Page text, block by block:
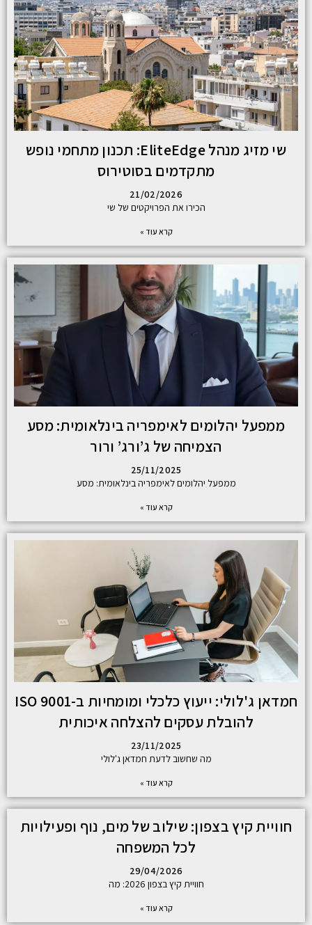
שי מזיג מנהל EliteEdge: תכנון מתחמי נופש
מתקדמים בסוטירוס
21/02/2026
הכירו את הפרויקטים של שי
קרא עוד »
ממפעל יהלומים לאימפריה בינלאומית: מסע
הצמיחה של ג’ורג’ ורור
25/11/2025
ממפעל יהלומים לאימפריה בינלאומית: מסע
קרא עוד »
חמדאן ג'לולי: ייעוץ כלכלי ומומחיות ב-ISO 9001
להובלת עסקים להצלחה איכותית
23/11/2025
מה שחשוב לדעת חמדאן ג'לולי
קרא עוד »
חוויית קיץ בצפון: שילוב של מים, נוף ופעילויות
לכל המשפחה
29/04/2026
חוויית קיץ בצפון 2026: מה
קרא עוד »